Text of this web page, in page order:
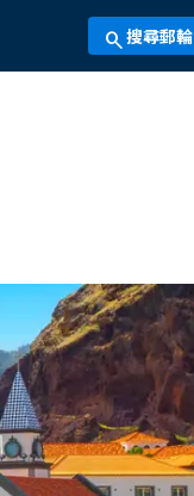
search搜尋郵輪